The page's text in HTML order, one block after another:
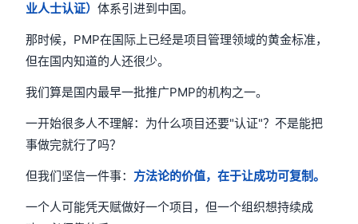
业人士认证）体系引进到中国。
那时候，PMP在国际上已经是项目管理领域的黄金标准，
但在国内知道的人还很少。
我们算是国内最早一批推广PMP的机构之一。
一开始很多人不理解：为什么项目还要"认证"？不是能把
事做完就行了吗？
但我们坚信一件事： 方法论的价值，在于让成功可复制。
一个人可能凭天赋做好一个项目，但一个组织想持续成